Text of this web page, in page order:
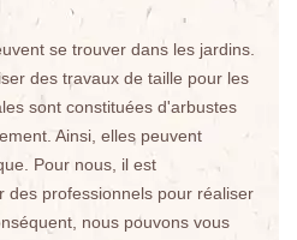
se trouver dans les jardins.
des travaux de taille pour les
sont constituées d'arbustes
Ainsi, elles peuvent
Pour nous, il est
des professionnels pour réaliser
nous pouvons vous